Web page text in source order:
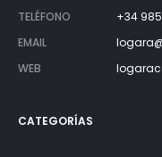
TELÉFONO
+34 985
EMAIL
WEB
CATEGORÍAS